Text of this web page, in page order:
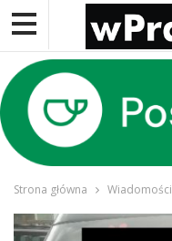
Strona główna Wiadomości